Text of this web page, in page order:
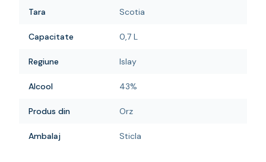
Tara Scotia
Capacitate 0,7 L
Regiune Islay
Alcool 43%
Produs din Orz
Ambalaj Sticla